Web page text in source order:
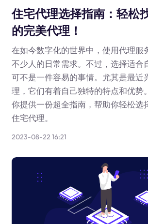
住宅代理选择指南：轻松
的完美代理！
在如今数字化的世界中，使用代理服
不少人的日常需求。不过，选择适合
可不是一件容易的事情。尤其是最近
理，它们有着自己独特的特点和优势
你提供一份超全指南，帮助你轻松选
住宅代理。
2023-08-22 16:21